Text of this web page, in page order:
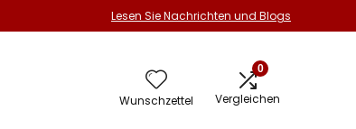
Lesen Sie Nachrichten und Blogs
Wunschzettel
0
Vergleichen